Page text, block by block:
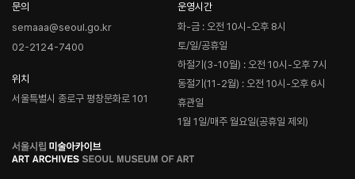
문의
semaaa@seoul.go.kr
02-2124-7400
위치
서울특별시 종로구 평창문화로 101
운영시간
화-금 : 오전 10시-오후 8시
토/일/공휴일
하절기(3-10월) : 오전 10시-오후 7시
동절기(11-2월) : 오전 10시-오후 6시
휴관일
1월 1일/매주 월요일(공휴일 제외)
로
고